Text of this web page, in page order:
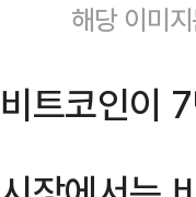
해당 이미
비트코인이